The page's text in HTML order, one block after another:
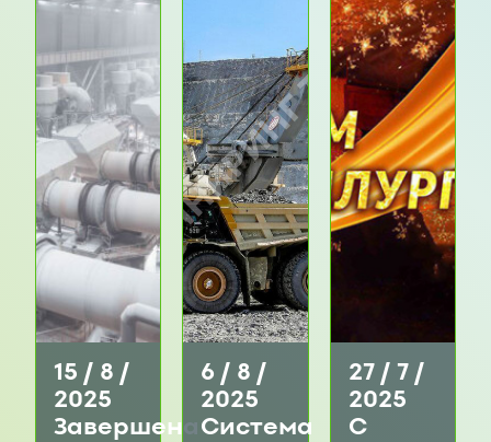
15 / 8 /
2025
Завершена
6 / 8 /
2025
Система
27 / 7 /
2025
С